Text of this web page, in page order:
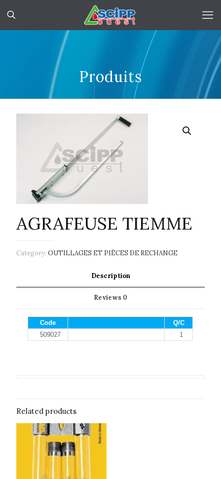
Produits
AGRAFEUSE TIEMME
Category: OUTILLAGES ET PIÈCES DE RECHANGE
Description
Reviews 0
Code
Q/C
509027
1
Related products